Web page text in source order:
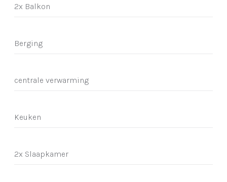
2x Balkon
Berging
centrale verwarming
Keuken
2x Slaapkamer